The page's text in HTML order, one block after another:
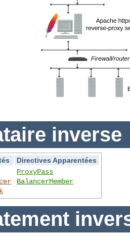
inverse
Directives Apparentées
ProxyPass
BalancerMember